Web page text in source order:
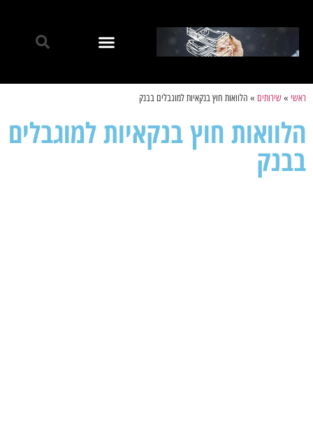
ראשי »שירותים » הלוואות חוץ בנקאיות למוגבלים בבנק
הלוואות חוץ בנקאיות למוגבלים
בבנק